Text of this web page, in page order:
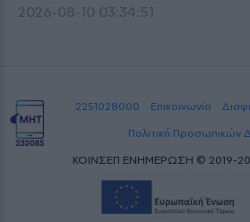
2026-08-10 03:34:51
2251028000 Επικοινωνία
Πολιτική Προσωπικών
ΚΟΙΝΣΕΠ ΕΝΗΜΕΡΩΣΗ © 2019-